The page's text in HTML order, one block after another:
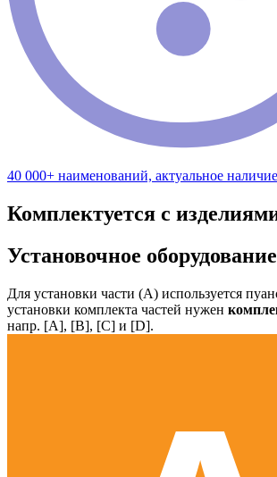
40 000+ наименований, актуальное
Комплектуется с
Установочное
Для установки части (А) используется
установки комплекта частей нужен
напр. [А], [B], [С] и [D].